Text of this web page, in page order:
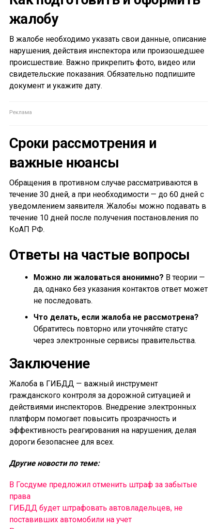
жалобу
В жалобе необходимо указать свои данные, описание
нарушения, действия инспектора или произошедшее
происшествие. Важно прикрепить фото, видео или
свидетельские показания. Обязательно подпишите
документ и укажите дату.
Сроки рассмотрения и
важные нюансы
Обращения в противном случае рассматриваются в
течение 30 дней, а при необходимости — до 60 дней с
уведомлением заявителя. Жалобы можно подавать в
течение 10 дней после получения постановления по
КоАП РФ.
Ответы на частые вопросы
Можно ли жаловаться анонимно? В теории —
да, однако без указания контактов ответ может
не последовать.
Что делать, если жалоба не рассмотрена?
Обратитесь повторно или уточняйте статус
через электронные сервисы правительства.
Заключение
Жалоба в ГИБДД — важный инструмент
гражданского контроля за дорожной ситуацией и
действиями инспекторов. Внедрение электронных
платформ помогает повысить прозрачность и
эффективность реагирования на нарушения, делая
дороги безопаснее для всех.
Другие новости по теме:
В Госдуме предложил отменить штраф за забытые
права
ГИБДД будет штрафовать автовладельцев, не
поставивших автомобили на учет